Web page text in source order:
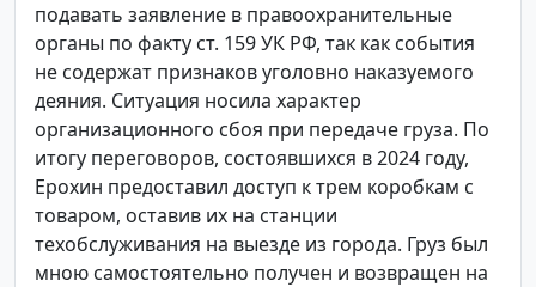
подавать заявление в правоохранительные
органы по факту ст. 159 УК РФ, так как события
не содержат признаков уголовно наказуемого
деяния. Ситуация носила характер
организационного сбоя при передаче груза. По
итогу переговоров, состоявшихся в 2024 году,
Ерохин предоставил доступ к трем коробкам с
товаром, оставив их на станции
техобслуживания на выезде из города. Груз был
мною самостоятельно получен и возвращен на